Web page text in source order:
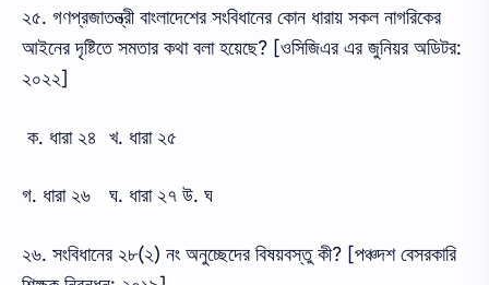
২৫. গণপ্রজাতন্ত্রী বাংলাদেশের সংবিধানের কোন ধারায় সকল নাগরিকের
আইনের দৃষ্টিতে সমতার কথা বলা হয়েছে? [ওসিজিএর এর জুনিয়র অডিটর:
২০২২]
ক. ধারা ২৪ খ. ধারা ২৫
গ. ধারা ২৬ ঘ. ধারা ২৭ উ. ঘ
২৬. সংবিধানের ২৮(২) নং অনুচ্ছেদের বিষয়বস্তু কী? [পঞ্চদশ বেসরকারি